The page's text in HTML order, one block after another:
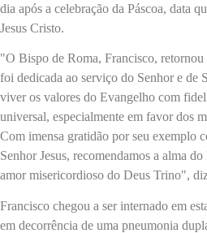
dia após a celebração da Páscoa, data
Jesus Cristo.
"O Bispo de Roma, Francisco, retornou
foi dedicada ao serviço do Senhor e de
viver os valores do Evangelho com
universal, especialmente em favor dos
Com imensa gratidão por seu exemplo
Senhor Jesus, recomendamos a alma
amor misericordioso do Deus Trino",
Francisco chegou a ser internado em
em decorrência de uma pneumonia